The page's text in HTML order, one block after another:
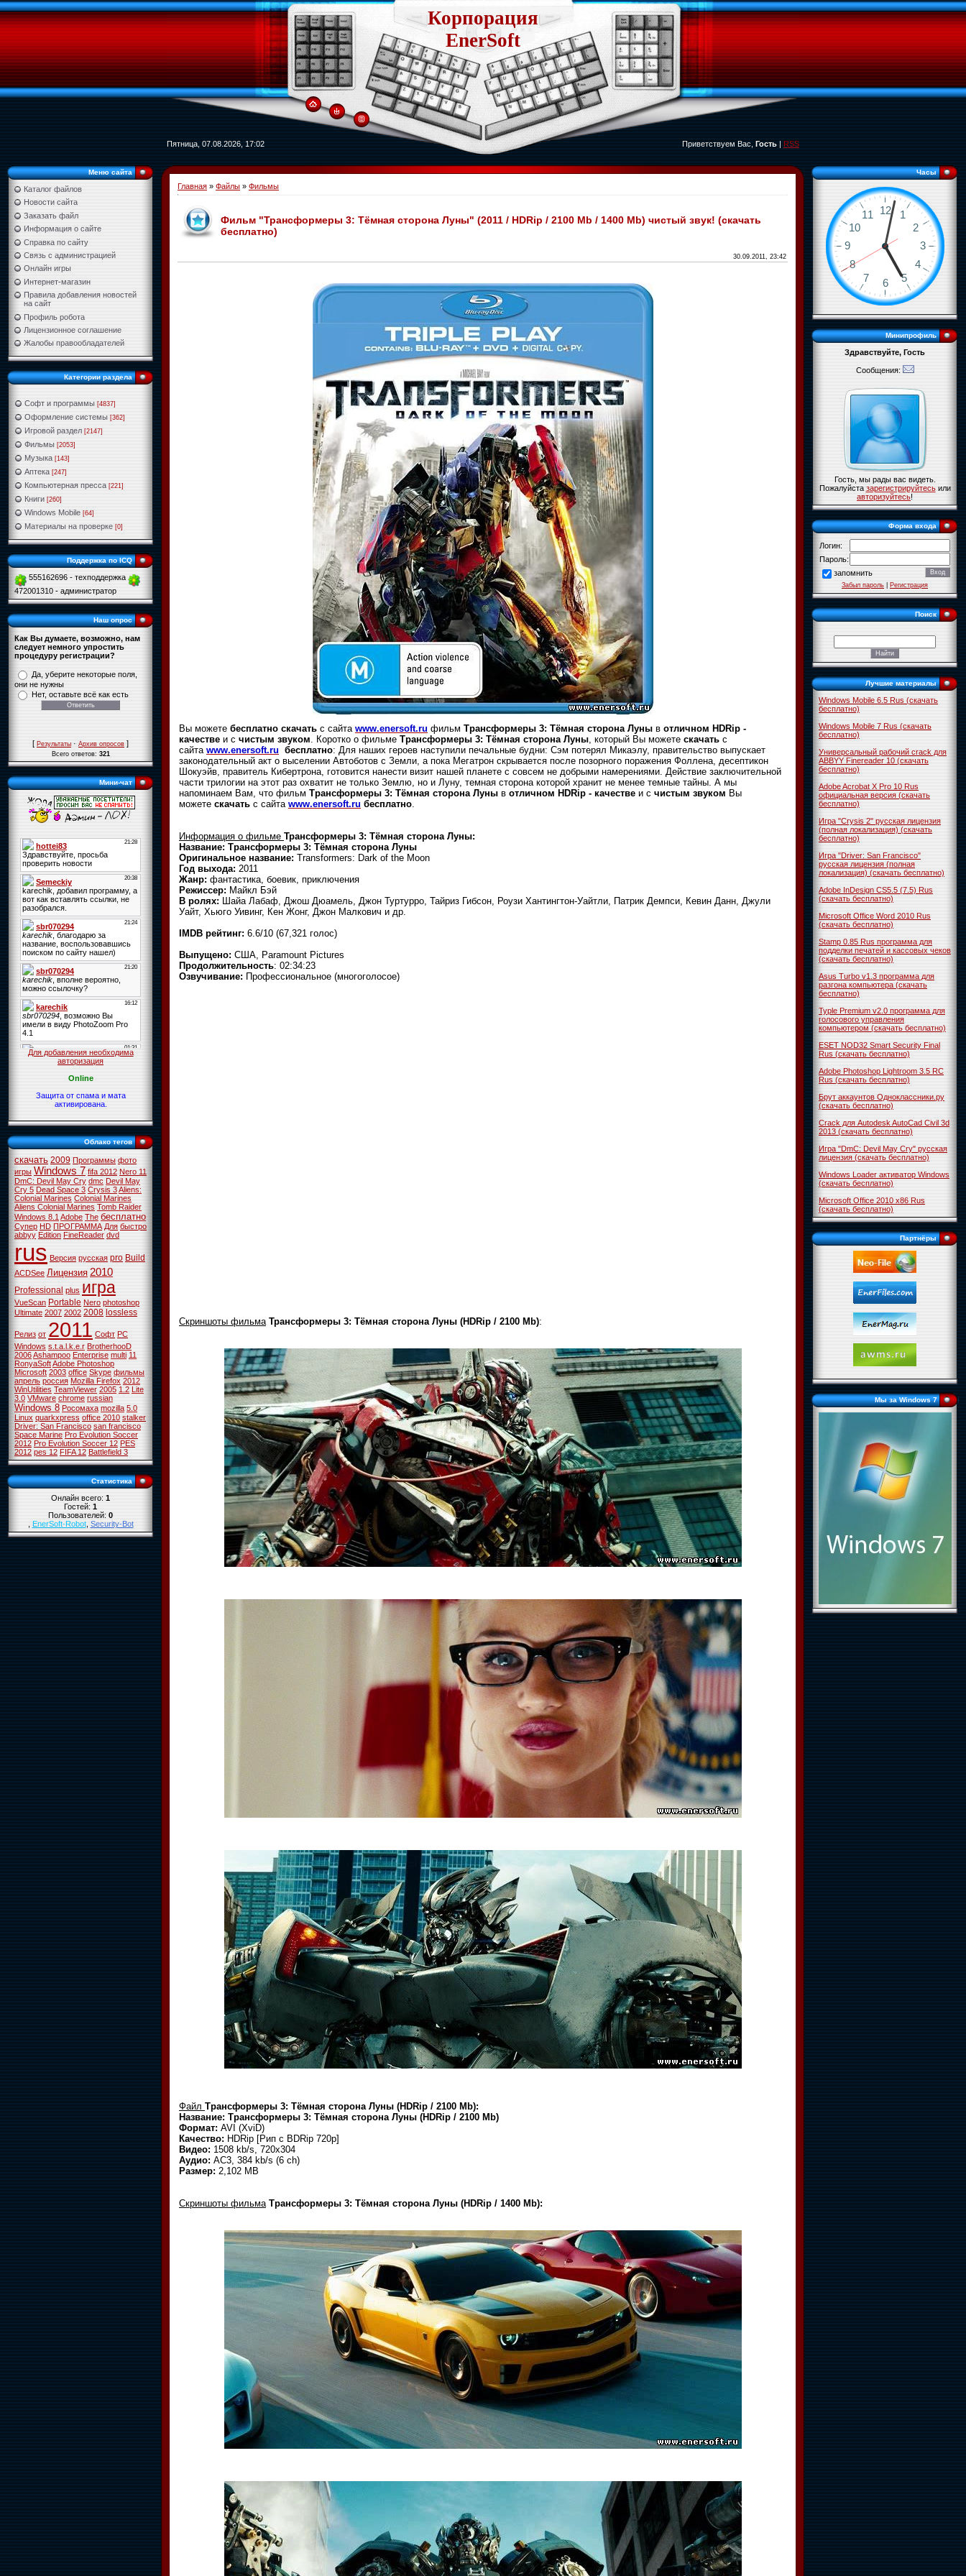
Корпорация
EnerSoft
Пятница, 07.08.2026, 17:02 Приветствуем Вас, Гость|RSS
Меню сайта
Каталог файлов
Новости сайта
Заказать файл
Информация о сайте
Справка по сайту
Связь с администрацией
Онлайн игры
Интернет-магазин
Правила добавления новостей
на сайт
Профиль робота
Лицензионное соглашение
Жалобы правообладателей
Категории раздела
Софт и программы [4837]
Оформление системы [362]
Игровой раздел [2147]
Фильмы [2053]
Музыка [143]
Аптека [247]
Компьютерная пресса [221]
Книги [260]
Windows Mobile [64]
Материалы на проверке [0]
Поддержка по ICQ
555162696 - техподдержка
472001310 - администратор
Наш опрос
Как Вы думаете, возможно, нам
следует немного упростить
процедуру регистрации?
Да, уберите некоторые поля,
они не нужны
Нет, оставьте всё как есть
[Результаты·Архив опросов]
Всего ответов:321
Мини-чат
Для добавления необходима
авторизация
Online
Защита от спама и мата
активирована.
Облако тегов
скачать 2009 Программы фото
игры Windows 7 fifa 2012 Nero 11
DmC: Devil May Cry dmc Devil May
Cry 5 Dead Space 3 Crysis 3Aliens:
Colonial Marines Colonial Marines
Aliens Colonial Marines Tomb Raider
Windows 8.1Adobe The бесплатно
Супер HD ПРОГРАММА Для быстро
abbyy Edition FineReader dvd
rus Версия русская pro Build
ACDSee Лицензия 2010
Professional plus игра
VueScan Portable Nero photoshop
Ultimate 2007 2002 2008 lossless
Релиз от 2011 Софт PC
Windows s.t.a.l.k.e.r BrotherhooD
2006Ashampoo Enterprise multi 11
RonyaSoftAdobe Photoshop
Microsoft 2003 office Skype фильмы
апрель россия Mozilla Firefox 2012
WinUtilities TeamViewer 2005 1.2 Lite
3.0 VMware chrome russian
Windows 8 Росомаха mozilla 5.0
Linux quarkxpress office 2010 stalker
Driver: San Francisco san francisco
Space Marine Pro Evolution Soccer
2012 Pro Evolution Soccer 12 PES
2012 pes 12 FIFA 12 Battlefield 3
Статистика
Онлайн всего:1
Гостей:1
Пользователей:0
,EnerSoft-Robot,Security-Bot
Главная » Файлы » Фильмы
Фильм "Трансформеры 3: Тёмная сторона Луны" (2011 / HDRip / 2100 Mb / 1400 Mb) чистый звук! (скачать
бесплатно)
30.09.2011, 23:42
Вы можете бесплатно скачать с сайта www.enersoft.ru фильм Трансформеры 3: Тёмная сторона Луны в отличном HDRip -
качестве и с чистым звуком . Коротко о фильме Трансформеры 3: Тёмная сторона Луны , который Вы можете скачать с
сайта www.enersoft.ru бесплатно: Для наших героев наступили печальные будни: Сэм потерял Микаэлу, правительство выпускает
законодательный акт о выселении Автоботов с Земли, а пока Мегатрон скрывается после позорного поражения Фоллена, десептикон
Шокуэйв, правитель Кибертрона, готовится нанести визит нашей планете с совсем не добрыми намерениями. Действие заключительной
части трилогии на этот раз охватит не только Землю, но и Луну, темная сторона которой хранит не менее темные тайны. А мы
напоминаем Вам, что фильм Трансформеры 3: Тёмная сторона Луны в отличном HDRip - качестве и с чистым звуком Вы
можете скачать с сайта www.enersoft.ru бесплатно
Информация о фильме Трансформеры 3: Тёмная сторона Луны:
Название: Трансформеры 3: Тёмная сторона Луны
Оригинальное название: Transformers: Dark of the Moon
Год выхода: 2011
Жанр: фантастика, боевик, приключения
Режиссер: Майкл Бэй
В ролях: Шайа Лабаф, Джош Дюамель, Джон Туртурро, Тайриз Гибсон, Роузи Хантингтон-Уайтли, Патрик Демпси, Кевин Данн, Джули
Уайт, Хьюго Уивинг, Кен Жонг, Джон Малкович и др.
IMDB рейтинг: 6.6/10 (67,321 голос)
Выпущено: США, Paramount Pictures
Продолжительность: 02:34:23
Озвучивание: Профессиональное (многоголосое)
Скриншоты фильма Трансформеры 3: Тёмная сторона Луны (HDRip / 2100 Mb):
Файл Трансформеры 3: Тёмная сторона Луны (HDRip / 2100 Mb):
Название: Трансформеры 3: Тёмная сторона Луны (HDRip / 2100 Mb)
Формат: AVI (XviD)
Качество: HDRip [Рип с BDRip 720p]
Видео: 1508 kb/s, 720x304
Аудио: AC3, 384 kb/s (6 ch)
Размер: 2,102 MB
Скриншоты фильма Трансформеры 3: Тёмная сторона Луны (HDRip / 1400 Mb):
Часы
Минипрофиль
Здравствуйте, Гость
Сообщения:
Гость, мы рады вас видеть.
Пожалуйстазарегистрируйтесьили
авторизуйтесь!
Форма входа
Логин:
Пароль:
запомнить
Забыл пароль|Регистрация
Поиск
Лучшие материалы
Windows Mobile 6.5 Rus (скачать
бесплатно)
Windows Mobile 7 Rus (скачать
бесплатно)
Универсальный рабочий crack для
ABBYY Finereader 10 (скачать
бесплатно)
Adobe Acrobat X Pro 10 Rus
официальная версия (скачать
бесплатно)
Игра "Crysis 2" русская лицензия
(полная локализация) (скачать
бесплатно)
Игра "Driver: San Francisco"
русская лицензия (полная
локализация) (скачать бесплатно)
Adobe InDesign CS5.5 (7.5) Rus
(скачать бесплатно)
Microsoft Office Word 2010 Rus
(скачать бесплатно)
Stamp 0.85 Rus программа для
подделки печатей и кассовых чеков
(скачать бесплатно)
Asus Turbo v1.3 программа для
разгона компьютера (скачать
бесплатно)
Typle Premium v2.0 программа для
голосового управления
компьютером (скачать бесплатно)
ESET NOD32 Smart Security Final
Rus (скачать бесплатно)
Adobe Photoshop Lightroom 3.5 RC
Rus (скачать бесплатно)
Брут аккаунтов Одноклассники.ру
(скачать бесплатно)
Crack для Autodesk AutoCad Civil 3d
2013 (скачать бесплатно)
Игра "DmC: Devil May Cry" русская
лицензия (скачать бесплатно)
Windows Loader активатор Windows
(скачать бесплатно)
Microsoft Office 2010 x86 Rus
(скачать бесплатно)
Партнёры
Мы за Windows 7